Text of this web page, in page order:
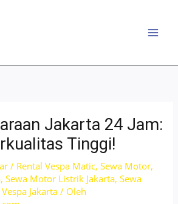
Jakarta 24 Jam:
Tinggi!
/ Rental Vespa Matic,Sewa Motor,
,Sewa Motor Listrik Jakarta,Sewa
Jakarta / Oleh